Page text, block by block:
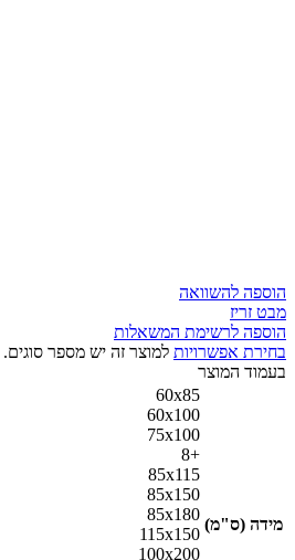
הוספה להשוואה
מבט זריז
הוספה לרשימת המשאלות
בחירת אפשרויות למוצר זה יש מספר
בעמוד המוצר
מידה (ס"מ)
60x85
60x100
75x100
+8
85x115
85x150
85x180
115x150
100x200